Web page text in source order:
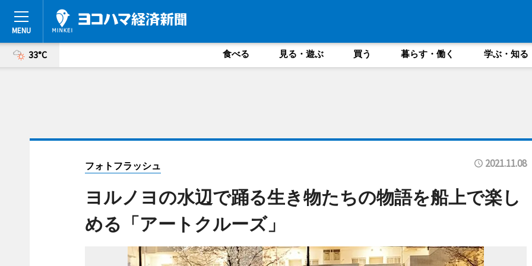
33°C 食べる 見る・遊ぶ 買う 暮らす・働く 学ぶ・知る
フォトフラッシュ 2021.11.08
ヨルノヨの水辺で踊る生き物たちの物語を船上で楽し
める「アートクルーズ」